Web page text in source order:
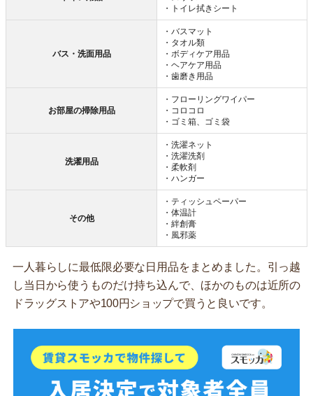
・トイレ拭きシート
バス・洗面用品
・バスマット
・タオル類
・ボディケア用品
・ヘアケア用品
・歯磨き用品
お部屋の掃除用品
・フローリングワイパー
・コロコロ
・ゴミ箱、ゴミ袋
洗濯用品
・洗濯ネット
・洗濯洗剤
・柔軟剤
・ハンガー
その他
・ティッシュペーパー
・体温計
・絆創膏
・風邪薬
一人暮らしに最低限必要な日用品をまとめました。引っ越
し当日から使うものだけ持ち込んで、ほかのものは近所の
ドラッグストアや100円ショップで買うと良いです。